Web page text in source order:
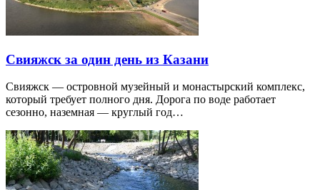
Свияжск за один день из Казани
Свияжск — островной музейный и монастырский комплекс,
который требует полного дня. Дорога по воде работает
сезонно, наземная — круглый год…